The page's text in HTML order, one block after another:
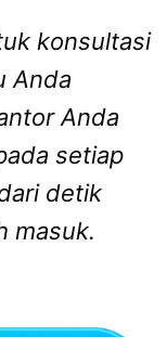
konsultasi
Anda
Anda
setiap
detik
masuk.